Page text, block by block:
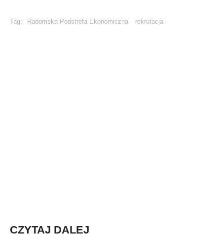
Tag: Radomska Podstrefa Ekonomiczna rekrutacja
CZYTAJ DALEJ